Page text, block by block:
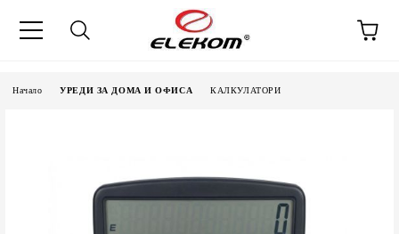
Начало УРЕДИ ЗА ДОМА И ОФИСА КАЛКУЛАТОРИ